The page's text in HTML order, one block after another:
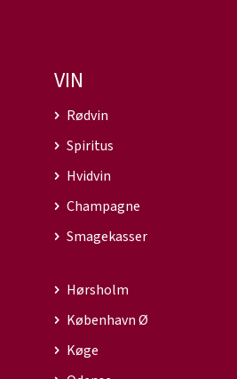
VIN
Rødvin
Spiritus
Hvidvin
Champagne
Smagekasser
Hørsholm
København Ø
Køge